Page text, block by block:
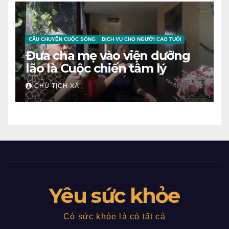
CÂU CHUYỆN CUỘC SỐNG DỊCH VỤ CHO NGƯỜI CAO TUỔI
Đưa cha mẹ vào viện dưỡng
lão là Cuộc chiến tâm lý
CHỦ TỊCH XÃ
Yêu sức khỏe
Có sức khỏe là có tất cả